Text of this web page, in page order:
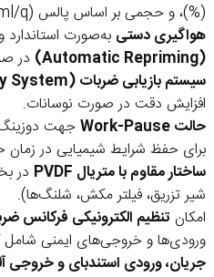
(%)، و حجمی بر اساس پالس (ml/q).
هواگیری دستی به‌صورت استاندارد
(Automatic Repriming)
در
سیستم بازیابی ضربات (Strokes Recovery System)
افزایش دقت در صورت نوسانات.
حالت Work-Pause
جهت
برای حفظ شرایط شیمیایی در
ساختار مقاوم با متریال PVDF
در
شیر تزریق، فیلتر مکش، شلنگ‌ها).
امکان تنظیم الکترونیکی فرکانس
ورودی‌ها و خروجی‌های ایمنی شامل
جریان، ورودی استندبای و خروجی